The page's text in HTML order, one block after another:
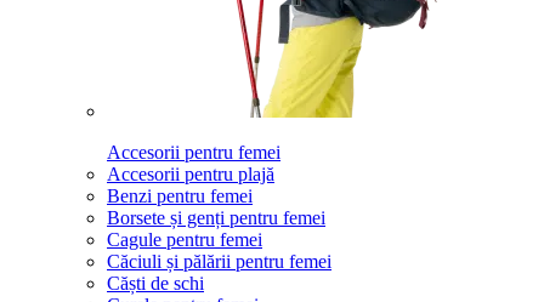
Accesorii pentru femei
Accesorii pentru plajă
Benzi pentru femei
Borsete și genți pentru femei
Cagule pentru femei
Căciuli și pălării pentru femei
Căști de schi